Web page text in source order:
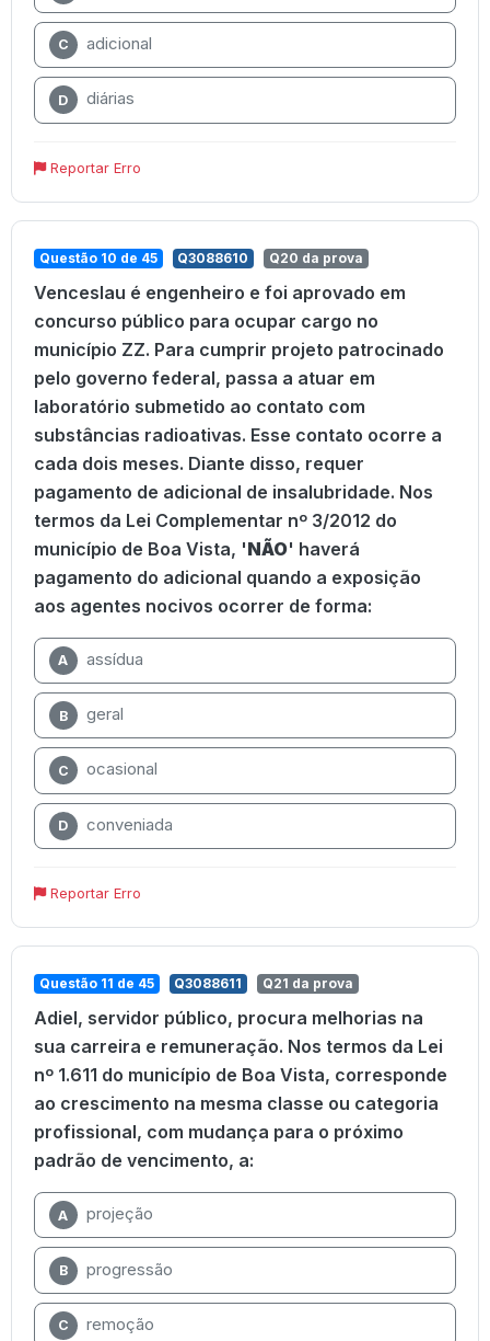
C adicional
D diárias
Reportar Erro
Questão 10 de 45 Q3088610 Q20 da prova
Venceslau é engenheiro e foi aprovado em
concurso público para ocupar cargo no
município ZZ. Para cumprir projeto patrocinado
pelo governo federal, passa a atuar em
laboratório submetido ao contato com
substâncias radioativas. Esse contato ocorre a
cada dois meses. Diante disso, requer
pagamento de adicional de insalubridade. Nos
termos da Lei Complementar nº 3/2012 do
município de Boa Vista, 'NÃO' haverá
pagamento do adicional quando a exposição
aos agentes nocivos ocorrer de forma:
A assídua
B geral
C ocasional
D conveniada
Reportar Erro
Questão 11 de 45 Q3088611 Q21 da prova
Adiel, servidor público, procura melhorias na
sua carreira e remuneração. Nos termos da Lei
nº 1.611 do município de Boa Vista, corresponde
ao crescimento na mesma classe ou categoria
profissional, com mudança para o próximo
padrão de vencimento, a:
A projeção
B progressão
C remoção